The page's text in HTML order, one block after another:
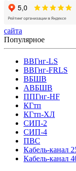
сайта
Популярное
ВВГнг-LS
ВВГнг-FRLS
ВБШВ
АВБШВ
ППГнг-HF
КГтп
КГтп-ХЛ
СИП-2
СИП-4
ПВС
Кабель-канал
Кабель-канал